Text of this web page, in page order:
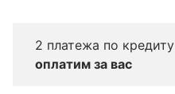
2 платежа по кредиту
оплатим за вас